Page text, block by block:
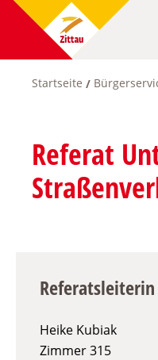
Direkt
Pfadnavigation
Startseite
Referat
Referatsleiterin
Heike Kubiak
Zimmer315